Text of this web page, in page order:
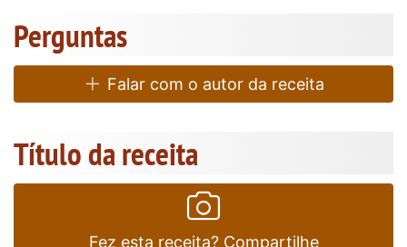
Perguntas
Falar com o autor da receita
Título da receita
Fez esta receita? Compartilhe